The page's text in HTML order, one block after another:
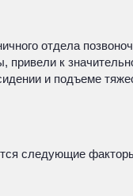
отдела
к
и подъеме
следующие